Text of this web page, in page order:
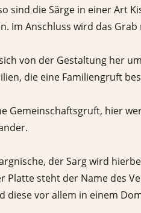
sind die Särge in einer Art
Im Anschluss wird das Grab
von der Gestaltung her
die eine Familiengruft
Gemeinschaftsgruft, hier
der Sarg wird
Platte steht der Name des
diese vor allem in einem